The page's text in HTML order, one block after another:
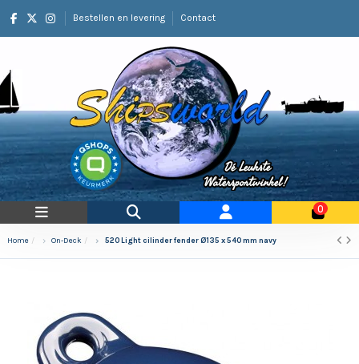
Bestellen en levering Contact
0
Home On-Deck 520 Light cilinder fender Ø135 x 540 mm navy